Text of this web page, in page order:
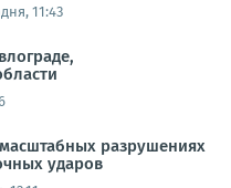
11:43
разрушениях
ударов